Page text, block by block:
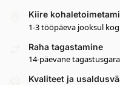
Kiire
1-3 tööpäeva jooksul
Raha tagastamine
14-päevane
Kvaliteet ja